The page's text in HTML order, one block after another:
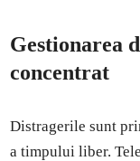
Gestionarea
concentrat
Distragerile sunt
a timpului liber.